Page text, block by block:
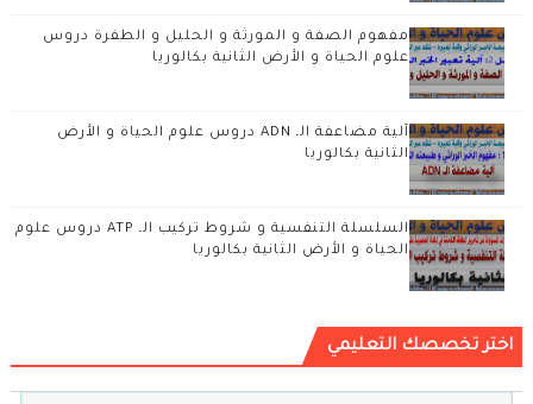
مفهوم الصفة و المورثة و الحليل و الطفرة دروس
علوم الحياة و الأرض الثانية بكالوريا
آلية مضاعفة الـ ADN دروس علوم الحياة و الأرض
الثانية بكالوريا
السلسلة التنفسية و شروط تركيب الـ ATP دروس علوم
الحياة و الأرض الثانية بكالوريا
اختر تخصصك التعليمي